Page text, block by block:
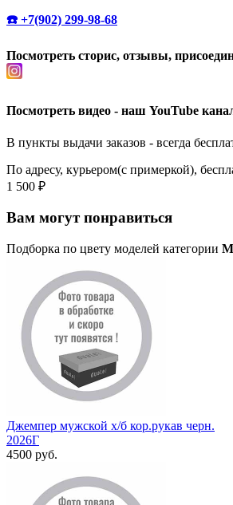
☎️ +7(902) 299-98-68
Посмотреть сторис, отзывы,
Посмотреть видео - наш YouTube
В пункты выдачи заказов - всегда
По адресу, курьером(с примеркой),
1 500 ₽
Вам могут понравиться
Подборка по цвету моделей категории
Джемпер мужской х/б кор.рукав черн.
2026Г
4500 руб.